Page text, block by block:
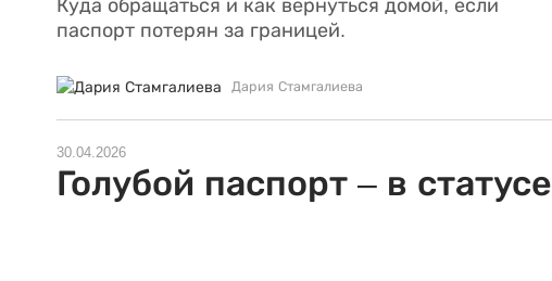
Куда обращаться и как вернуться домой, если
паспорт потерян за границей.
Дария Стамгалиева
30.04.2026
Голубой паспорт – в статусе